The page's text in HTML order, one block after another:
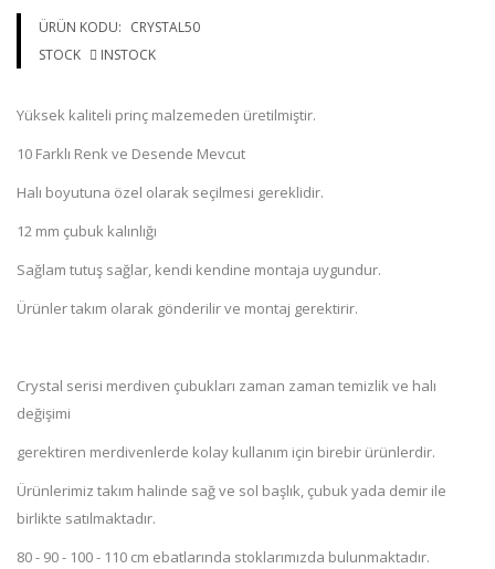
ÜRÜN KODU: CRYSTAL50
STOCK
INSTOCK
Yüksek kaliteli prinç malzemeden üretilmiştir.
10 Farklı Renk ve Desende Mevcut
Halı boyutuna özel olarak seçilmesi gereklidir.
12 mm çubuk kalınlığı
Sağlam tutuş sağlar, kendi kendine montaja uygundur.
Ürünler takım olarak gönderilir ve montaj gerektirir.
Crystal serisi merdiven çubukları zaman zaman temizlik ve halı
değişimi
gerektiren merdivenlerde kolay kullanım için birebir ürünlerdir.
Ürünlerimiz takım halinde sağ ve sol başlık, çubuk yada demir ile
birlikte satılmaktadır.
80 - 90 - 100 - 110 cm ebatlarında stoklarımızda bulunmaktadır.